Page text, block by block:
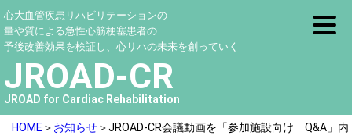
心大血管疾患リハビリテーションの
量や質による急性心筋梗塞患者の
予後改善効果を検証し、心リハの未来を創っていく
JROAD-CR
JROAD for Cardiac Rehabilitation
HOME ＞ お知らせ＞JROAD-CR会議動画を「参加施設向け Q&A」内